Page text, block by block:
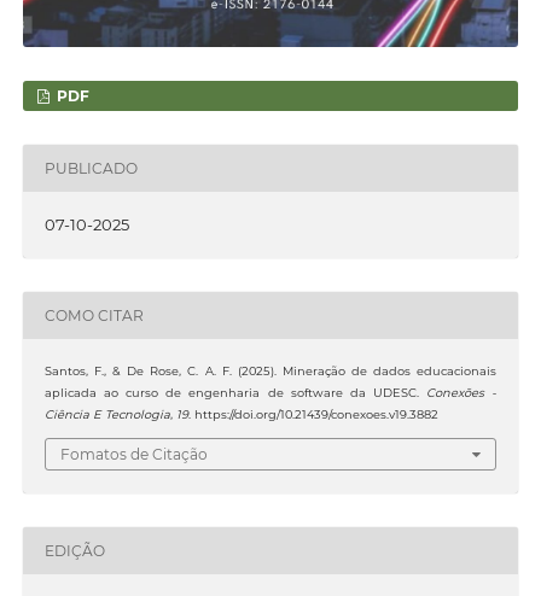
PDF
PUBLICADO
07-10-2025
COMO CITAR
Santos, F., & De Rose, C. A. F. (2025). Mineração de dados educacionais
aplicada ao curso de engenharia de software da UDESC.
Conexões -
Ciência E Tecnologia, 19. https://doi.org/10.21439/conexoes.v19.3882
Fomatos de Citação
EDIÇÃO